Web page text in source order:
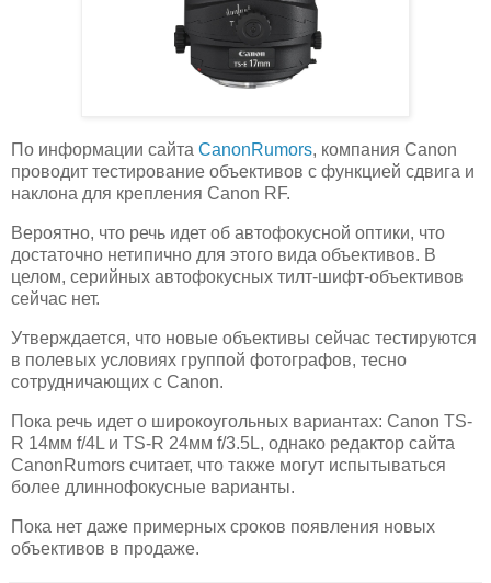
По информации сайта CanonRumors, компания Canon
проводит тестирование объективов с функцией сдвига и
наклона для крепления Canon RF.
Вероятно, что речь идет об автофокусной оптики, что
достаточно нетипично для этого вида объективов. В
целом, серийных автофокусных тилт-шифт-объективов
сейчас нет.
Утверждается, что новые объективы сейчас тестируются
в полевых условиях группой фотографов, тесно
сотрудничающих с Canon.
Пока речь идет о широкоугольных вариантах: Canon TS-
R 14мм f/4L и TS-R 24мм f/3.5L, однако редактор сайта
CanonRumors считает, что также могут испытываться
более длиннофокусные варианты.
Пока нет даже примерных сроков появления новых
объективов в продаже.